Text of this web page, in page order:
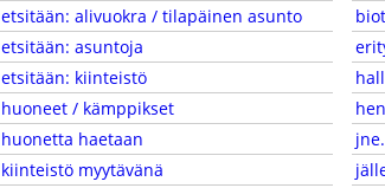
etsitään: alivuokra / tilapäinen asunto
etsitään: asuntoja
etsitään: kiinteistö
huoneet / kämppikset
huonetta haetaan
kiinteistö myytävänä